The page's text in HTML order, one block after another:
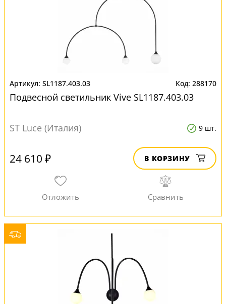
SL1187.403.03 288170
Подвесной светильник Vive SL1187.403.03
ST Luce (Италия) 9 шт.
24 610 ₽ В КОРЗИНУ